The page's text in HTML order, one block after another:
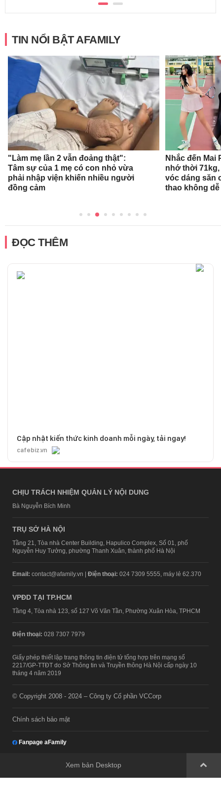
TIN NỔI BẬT AFAMILY
"Làm mẹ lần 2 vẫn đoảng thật":
Tâm sự của 1 mẹ có con nhỏ vừa
phải nhập viện khiến nhiều người
đồng cảm
Nhắc đến
nhớ thời
vóc dáng săn
thao không
ĐỌC THÊM
Cập nhật kiến thức kinh doanh mỗi ngày, tải ngay!
cafebiz.vn
CHỊU TRÁCH NHIỆM QUẢN LÝ NỘI DUNG
Bà Nguyễn Bích Minh
TRỤ SỞ HÀ NỘI
Tầng 21, Tòa nhà Center Building, Hapulico Complex, Số 01, phố
Nguyễn Huy Tưởng, phường Thanh Xuân, thành phố Hà Nội
Email: contact@afamily.vn | Điện thoại: 024 7309 5555, máy lẻ 62.370
VPĐD TẠI TP.HCM
Tầng 4, Tòa nhà 123, số 127 Võ Văn Tần, Phường Xuân Hòa, TPHCM
Điện thoại: 028 7307 7979
Giấy phép thiết lập trang thông tin điện tử tổng hợp trên mạng số
2217/GP-TTĐT do Sở Thông tin và Truyền thông Hà Nội cấp ngày 10
tháng 4 năm 2019
© Copyright 2008 - 2024 – Công ty Cổ phần VCCorp
Chính sách bảo mật
Fanpage aFamily
Xem bản Desktop